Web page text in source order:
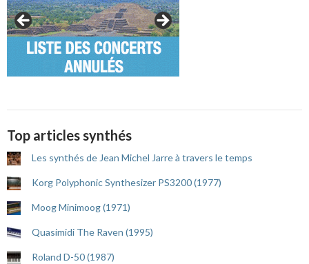
Top articles synthés
Les synthés de Jean Michel Jarre à travers le temps
Korg Polyphonic Synthesizer PS3200 (1977)
Moog Minimoog (1971)
Quasimidi The Raven (1995)
Roland D-50 (1987)